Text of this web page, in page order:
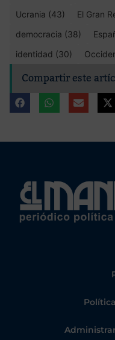
Ucrania (43)
El Gran
democracia (38)
identidad (30)
Compartir este